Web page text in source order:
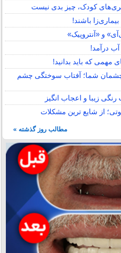
کودک، چیز بدی نیست
و «آنتروپیک»
درآمد!
مهمی که باید بدانید!
شما؛ آفتاب سوختگی چشم
زیبا و اعجاب انگیز
از شایع ترین مشکلات
مطالب روز گذشته »